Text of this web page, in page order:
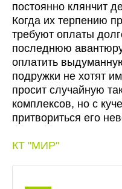
постоянно клянчит
Когда их терпению
требуют оплаты
последнюю
оплатить
подружки не хотят
просит случайную
комплексов, но с
притвориться его
КТ "МИР"